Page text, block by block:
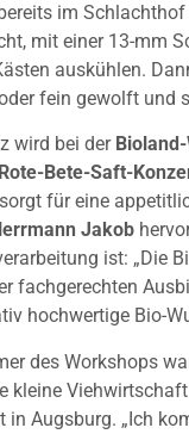
im
mit einer 13-mm
auskühlen.
fein gewolft und
wird bei der
Rote-Bete-Saft-
für eine
Jakob
ist: „Die
fachgerechten
hochwertige Bio-
des Workshops
kleine
in Augsburg. „Ich